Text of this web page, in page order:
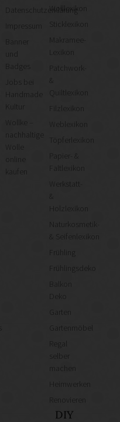
Datenschutzerklärung
Kultur
Wollke –
nachhaltige
kaufen
Wolllexikon
Sticklexikon
Makramee-
Lexikon
Patchwork-
&
Quiltlexikon
Filzlexikon
Weblexikon
Töpferlexikon
Papier- &
Faltlexikon
Werkstatt-
&
Holzlexikon
Naturkosmetik-
& Seifenlexikon
Frühling
Frühlingsdeko
Deko
Garten
Gartenmöbel
Regal
Heimwerken
DIY